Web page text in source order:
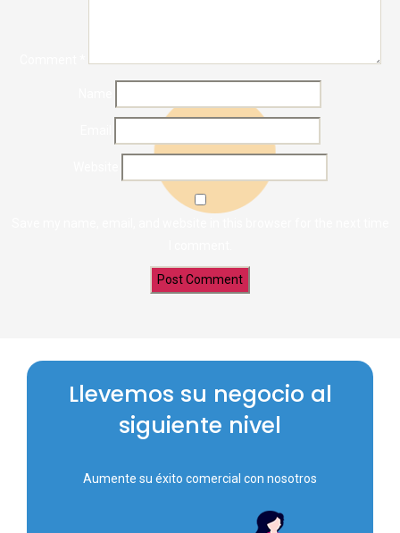
Llevemos su negocio al
siguiente nivel
Aumente su éxito comercial con nosotros